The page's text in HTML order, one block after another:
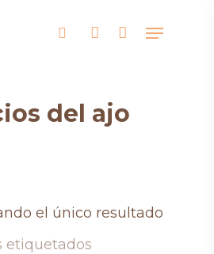
searchaccount
Menu
del ajo
el único resultado
etiquetados